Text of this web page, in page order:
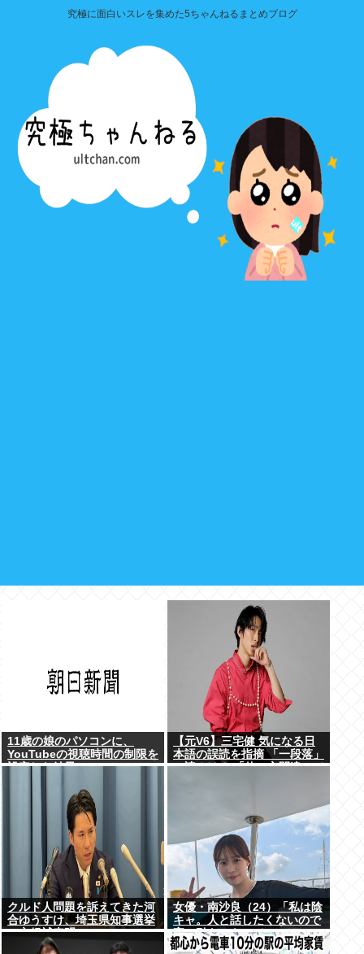
究極に面白いスレを集めた5ちゃんねるまとめブログ
11歳の娘のパソコンに、
YouTubeの視聴時間の制限を
設定した結果
【元V6】三宅健 気になる日
本語の誤読を指摘 「一段落」
の読みは？ 「使い方間違って
クルド人問題を訴えてきた河
合ゆうすけ、埼玉県知事選挙
に立候補表明www
女優・南沙良（24）「私は陰
キャ。人と話したくないので
家に引きこもってPCでアニ
メを観ていたい」